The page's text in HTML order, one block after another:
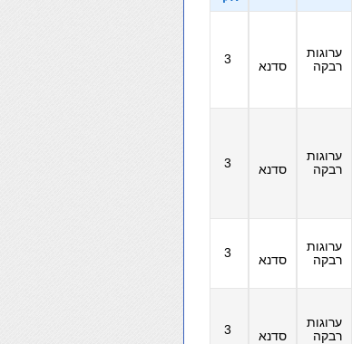
ערוגות
רבקה
סדנא
ערוגות
רבקה
סדנא
ערוגות
רבקה
סדנא
ערוגות
רבקה
סדנא